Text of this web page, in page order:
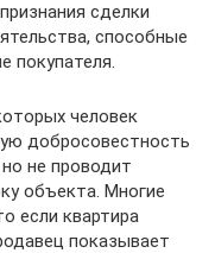
сделки
способные
покупателя.
человек
добросовестность
не проводит
объекта. Многие
если квартира
показывает